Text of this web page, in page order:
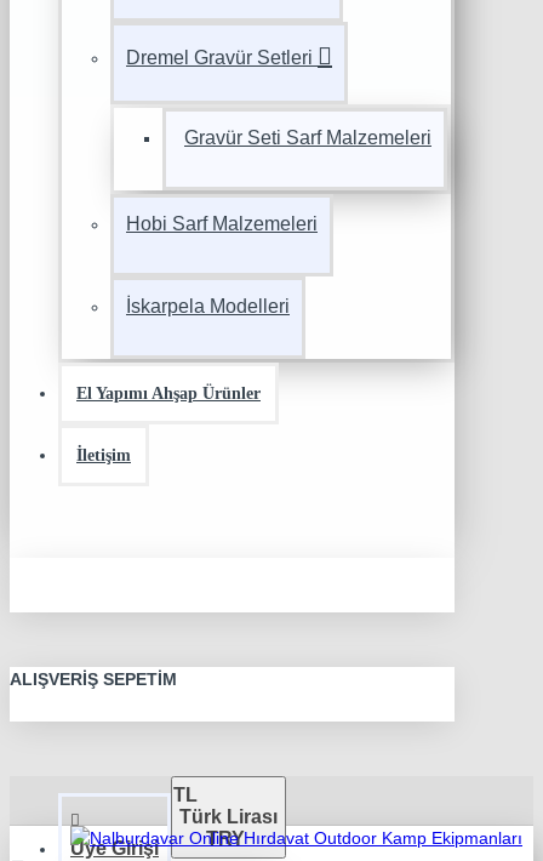
Dremel Gravür Setleri
Gravür Seti Sarf Malzemeleri
Hobi Sarf Malzemeleri
İskarpela Modelleri
El Yapımı Ahşap Ürünler
İletişim
ALIŞVERIŞ SEPETIM
Üye Girişi
TL
Türk Lirası
TRY